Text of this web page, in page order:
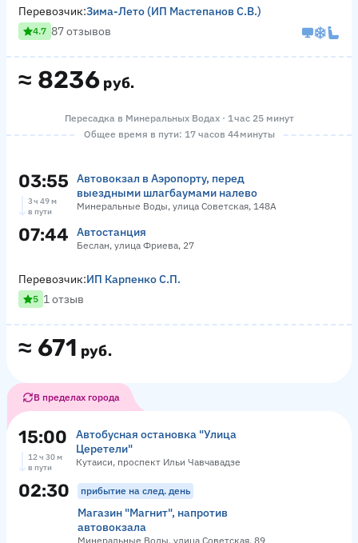
≈ 8236 руб.
Перевозчик:Зима-Лето (ИП Мастепанов С.В.)
4.7 87 отзывов
Пересадка в Минеральных Водах · 1 час 25 минут
Общее время в пути: 17 часов 44 минуты
03:55
Автовокзал в Аэропорту, перед
выездными шлагбаумами налево
Минеральные Воды, улица Советская, 148А
3 ч 49 м
в пути
07:44 Автостанция
Беслан, улица Фриева, 27
≈ 671 руб.
Перевозчик:ИП Карпенко С.П.
5 1 отзыв
В пределах города
15:00
Автобусная остановка "Улица
Церетели"
Кутаиси, проспект Ильи Чавчавадзе
12 ч 30 м
в пути
02:30 прибытие на след. день
Магазин "Магнит", напротив
автовокзала
Минеральные Воды, улица Советская, 89